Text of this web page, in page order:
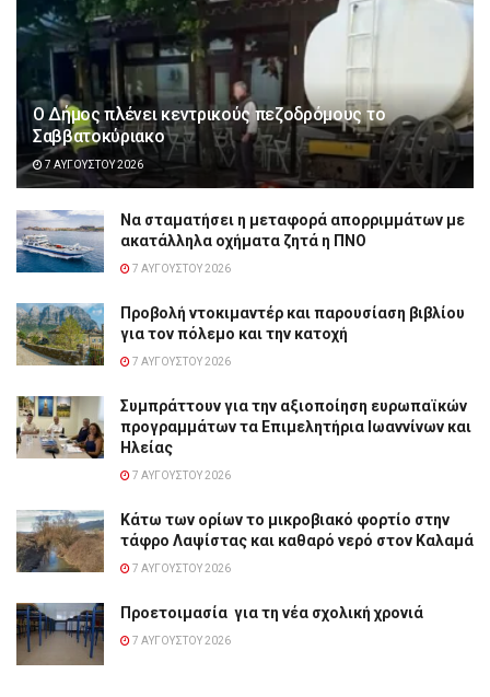
Ο Δήμος πλένει κεντρικούς πεζοδρόμους το
Σαββατοκύριακο
7 ΑΥΓΟΎΣΤΟΥ 2026
Να σταματήσει η μεταφορά απορριμμάτων με
ακατάλληλα οχήματα ζητά η ΠΝΟ
7 ΑΥΓΟΎΣΤΟΥ 2026
Προβολή ντοκιμαντέρ και παρουσίαση βιβλίου
για τον πόλεμο και την κατοχή
7 ΑΥΓΟΎΣΤΟΥ 2026
Συμπράττουν για την αξιοποίηση ευρωπαϊκών
προγραμμάτων τα Επιμελητήρια Ιωαννίνων και
Ηλείας
7 ΑΥΓΟΎΣΤΟΥ 2026
Κάτω των ορίων το μικροβιακό φορτίο στην
τάφρο Λαψίστας και καθαρό νερό στον Καλαμά
7 ΑΥΓΟΎΣΤΟΥ 2026
Προετοιμασία για τη νέα σχολική χρονιά
7 ΑΥΓΟΎΣΤΟΥ 2026